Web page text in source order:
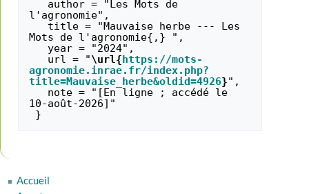
l'agronomie",
Mots de l'agronomie{,} ",
   url = "
\url{https://mots-
agronomie.inrae.fr/index.php?
title=Mauvaise_herbe&oldid=4926}",
10-août-2026]"
Accueil